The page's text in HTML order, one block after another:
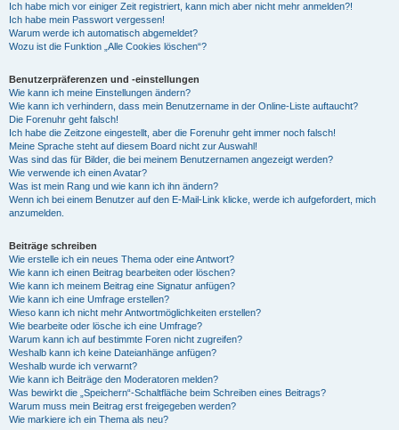
Ich habe mich vor einiger Zeit registriert, kann mich aber nicht mehr anmelden?!
Ich habe mein Passwort vergessen!
Warum werde ich automatisch abgemeldet?
Wozu ist die Funktion „Alle Cookies löschen“?
Benutzerpräferenzen und -einstellungen
Wie kann ich meine Einstellungen ändern?
Wie kann ich verhindern, dass mein Benutzername in der Online-Liste auftaucht?
Die Forenuhr geht falsch!
Ich habe die Zeitzone eingestellt, aber die Forenuhr geht immer noch falsch!
Meine Sprache steht auf diesem Board nicht zur Auswahl!
Was sind das für Bilder, die bei meinem Benutzernamen angezeigt werden?
Wie verwende ich einen Avatar?
Was ist mein Rang und wie kann ich ihn ändern?
Wenn ich bei einem Benutzer auf den E-Mail-Link klicke, werde ich aufgefordert, mich
anzumelden.
Beiträge schreiben
Wie erstelle ich ein neues Thema oder eine Antwort?
Wie kann ich einen Beitrag bearbeiten oder löschen?
Wie kann ich meinem Beitrag eine Signatur anfügen?
Wie kann ich eine Umfrage erstellen?
Wieso kann ich nicht mehr Antwortmöglichkeiten erstellen?
Wie bearbeite oder lösche ich eine Umfrage?
Warum kann ich auf bestimmte Foren nicht zugreifen?
Weshalb kann ich keine Dateianhänge anfügen?
Weshalb wurde ich verwarnt?
Wie kann ich Beiträge den Moderatoren melden?
Was bewirkt die „Speichern“-Schaltfläche beim Schreiben eines Beitrags?
Warum muss mein Beitrag erst freigegeben werden?
Wie markiere ich ein Thema als neu?